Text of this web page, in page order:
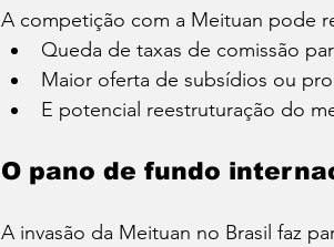
A competição com a Meituan pode
Queda de taxas de comissão
Maior oferta de subsídios ou
E potencial reestruturação do
O pano de fundo
A invasão da Meituan no Brasil faz